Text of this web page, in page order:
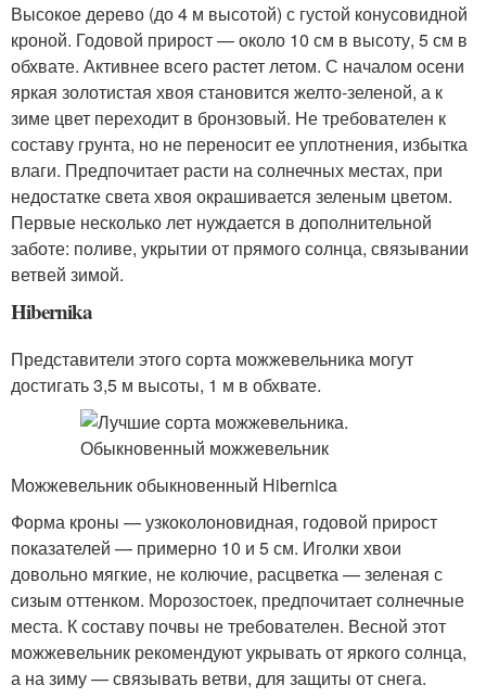
Высокое дерево (до 4 м высотой) с густой конусовидной
кроной. Годовой прирост — около 10 см в высоту, 5 см в
обхвате. Активнее всего растет летом. С началом осени
яркая золотистая хвоя становится желто-зеленой, а к
зиме цвет переходит в бронзовый. Не требователен к
составу грунта, но не переносит ее уплотнения, избытка
влаги. Предпочитает расти на солнечных местах, при
недостатке света хвоя окрашивается зеленым цветом.
Первые несколько лет нуждается в дополнительной
заботе: поливе, укрытии от прямого солнца, связывании
ветвей зимой.
Hibernika
Представители этого сорта можжевельника могут
достигать 3,5 м высоты, 1 м в обхвате.
Можжевельник обыкновенный Нibernica
Форма кроны — узкоколоновидная, годовой прирост
показателей — примерно 10 и 5 см. Иголки хвои
довольно мягкие, не колючие, расцветка — зеленая с
сизым оттенком. Морозостоек, предпочитает солнечные
места. К составу почвы не требователен. Весной этот
можжевельник рекомендуют укрывать от яркого солнца,
а на зиму — связывать ветви, для защиты от снега.